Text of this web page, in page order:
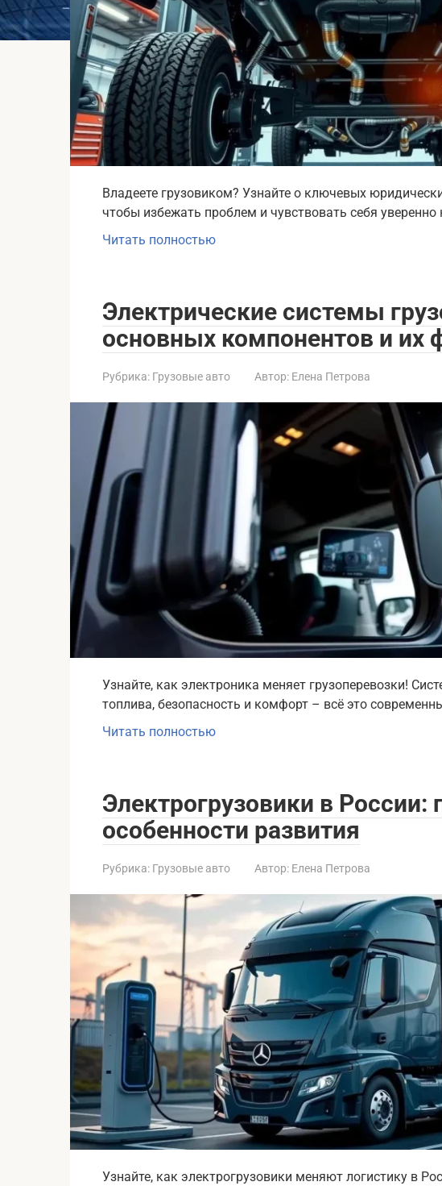
Владеете грузовиком? Узнайте о ключевых
чтобы избежать проблем и чувствовать себя
Читать полностью
Электрические системы
основных компонентов и их
Рубрика: Грузовые авто Автор: Елена Петрова
Узнайте, как электроника меняет грузоперевозки!
топлива, безопасность и комфорт – всё это
Читать полностью
Электрогрузовики в России:
особенности развития
Рубрика: Грузовые авто Автор: Елена Петрова
Узнайте, как электрогрузовики меняют логистику в